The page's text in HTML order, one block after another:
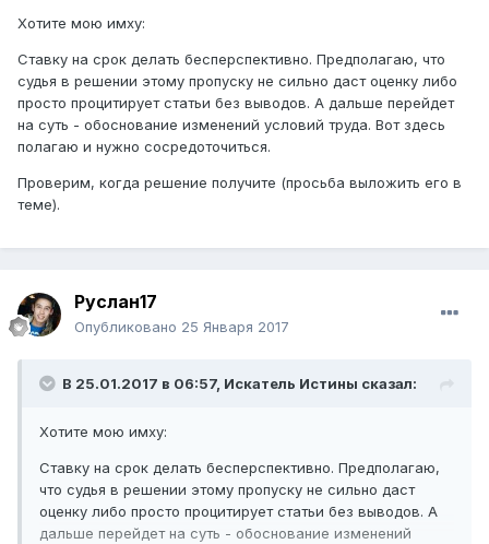
Хотите мою имху:
Ставку на срок делать бесперспективно. Предполагаю, что
судья в решении этому пропуску не сильно даст оценку либо
просто процитирует статьи без выводов. А дальше перейдет
на суть - обоснование изменений условий труда. Вот здесь
полагаю и нужно сосредоточиться.
Проверим, когда решение получите (просьба выложить его в
теме).
Руслан17
Опубликовано 25 Января 2017
В 25.01.2017 в 06:57, Искатель Истины сказал:
Хотите мою имху:
Ставку на срок делать бесперспективно. Предполагаю,
что судья в решении этому пропуску не сильно даст
оценку либо просто процитирует статьи без выводов. А
дальше перейдет на суть - обоснование изменений